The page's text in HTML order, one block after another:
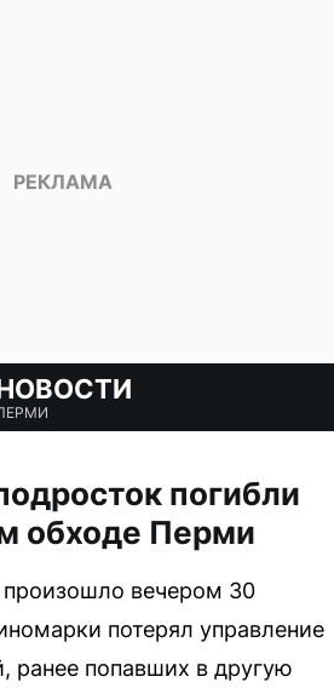
погибли
обходе Перми
вечером 30
потерял управление
ранее попавших в другую